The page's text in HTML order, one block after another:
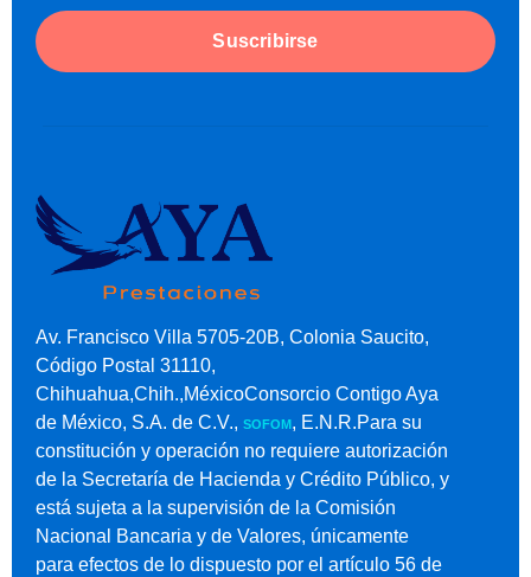
Suscribirse
Av. Francisco Villa 5705-20B, Colonia Saucito,
Código Postal 31110,
Chihuahua,Chih.,MéxicoConsorcio Contigo Aya
de México, S.A. de C.V., SOFOM, E.N.R.Para su
constitución y operación no requiere autorización
de la Secretaría de Hacienda y Crédito Público, y
está sujeta a la supervisión de la Comisión
Nacional Bancaria y de Valores, únicamente
para efectos de lo dispuesto por el artículo 56 de